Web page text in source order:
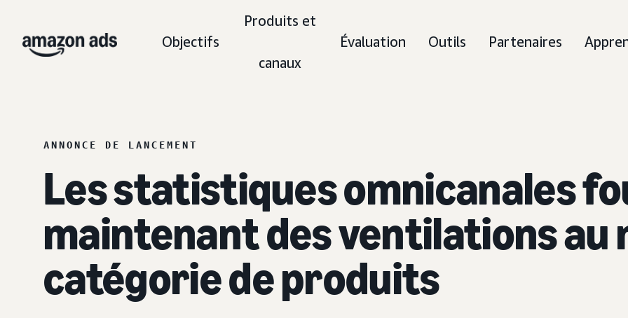
Objectifs
Produits et
canaux
Évaluation Outils Partenaires
ANNONCE DE LANCEMENT
Les statistiques omnicanales
maintenant des ventilations au
catégorie de produits